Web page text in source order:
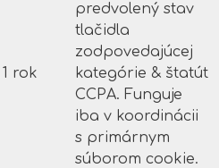
1 rok
predvolený stav
tlačidla
zodpovedajúcej
kategórie & štatút
CCPA. Funguje
iba v koordinácii
s primárnym
súborom cookie.